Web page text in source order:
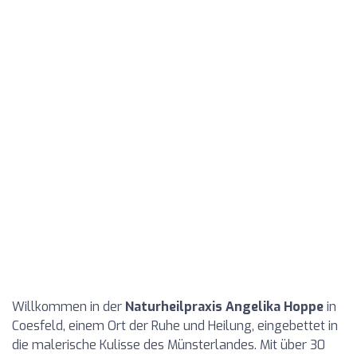
Willkommen in der Naturheilpraxis Angelika Hoppein
Coesfeld, einem Ort der Ruhe und Heilung, eingebettet in
die malerische Kulisse des Münsterlandes. Mit über 30